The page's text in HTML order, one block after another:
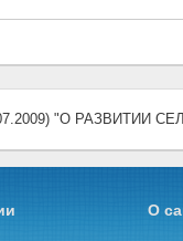
"О РАЗВИТИИ
О